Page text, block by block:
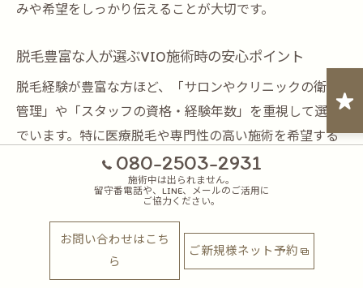
みや希望をしっかり伝えることが大切です。
脱毛豊富な人が選ぶVIO施術時の安心ポイント
脱毛経験が豊富な方ほど、「サロンやクリニックの衛生
管理」や「スタッフの資格・経験年数」を重視して選ん
でいます。特に医療脱毛や専門性の高い施術を希望する
場合、信頼できる施設選びが重要です。
また、設備の清潔さやアフターケア体制、万が一の肌ト
験談では「カウンセリング時に細かい説明があった」
「施術後のケア方法が明確だった」など、安心できる要
080-2503-2931
施術中は出られません。
留守番電話や、LINE、メールのご活用に
ご協力ください。
お問い合わせはこち
ら
ご新規様ネット予約